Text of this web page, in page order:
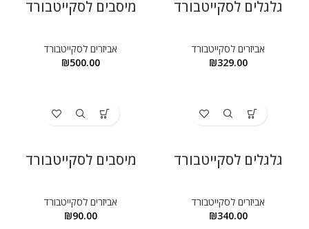
הצהרת נגישות
גלגלים לסקייטבורד
אביזרים לסקייטבורד
₪329.00
מיסבים לסקייטבורד
אביזרים לסקייטבורד
₪500.00
גלגלים לסקייטבורד
אביזרים לסקייטבורד
₪340.00
מיסבים לסקייטבורד
אביזרים לסקייטבורד
₪90.00